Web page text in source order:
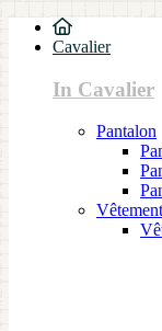
Cavalier
In Cavalier
Pantalon